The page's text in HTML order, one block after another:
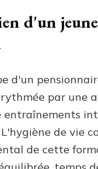
d'un
d'un
par une
entraînements
de vie
de cette